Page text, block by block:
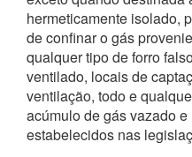
hermeticamente isolado,
de confinar o gás
qualquer tipo de forro
ventilado, locais de
ventilação, todo e
acúmulo de gás vazado
estabelecidos nas